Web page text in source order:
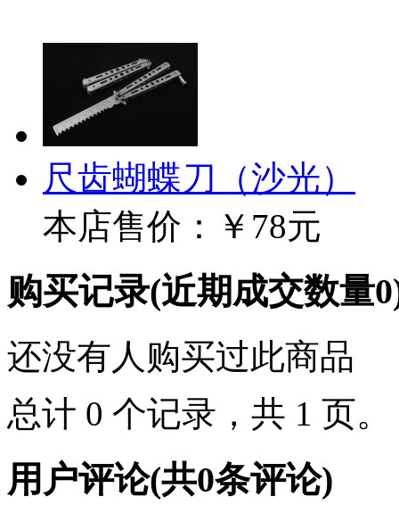
尺齿蝴蝶刀（沙光）
本店售价：
￥78元
购买记录(近期成交数量0
还没有人购买过此商品
总计 0 个记录，共 1 页。
用户评论(共0条评论)